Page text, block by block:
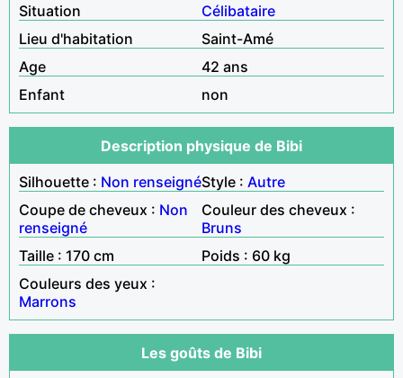
Situation
Célibataire
Lieu d'habitation
Saint-Amé
Age
42 ans
Enfant
non
Description physique de Bibi
Silhouette : Non renseignéStyle : Autre
Coupe de cheveux : Non
renseigné
Couleur des cheveux :
Bruns
Taille : 170 cm
Poids : 60 kg
Couleurs des yeux :
Marrons
Les goûts de Bibi